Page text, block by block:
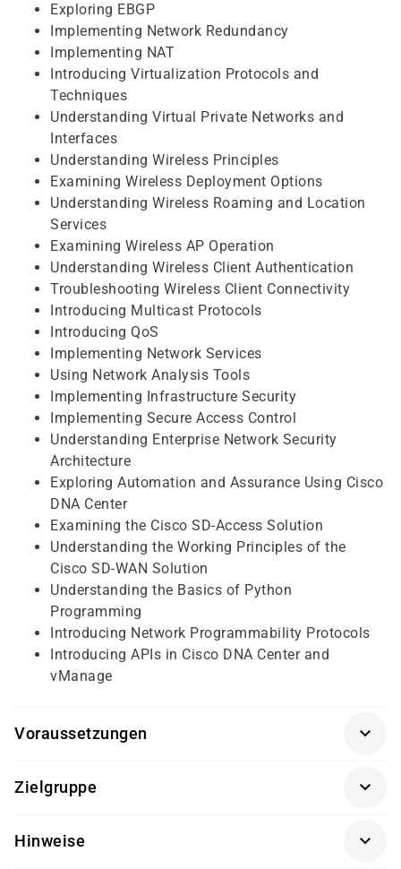
Exploring EBGP
Implementing Network Redundancy
Implementing NAT
Introducing Virtualization Protocols and
Techniques
Understanding Virtual Private Networks and
Interfaces
Understanding Wireless Principles
Examining Wireless Deployment Options
Understanding Wireless Roaming and Location
Services
Examining Wireless AP Operation
Understanding Wireless Client Authentication
Troubleshooting Wireless Client Connectivity
Introducing Multicast Protocols
Introducing QoS
Implementing Network Services
Using Network Analysis Tools
Implementing Infrastructure Security
Implementing Secure Access Control
Understanding Enterprise Network Security
Architecture
Exploring Automation and Assurance Using Cisco
DNA Center
Examining the Cisco SD-Access Solution
Understanding the Working Principles of the
Cisco SD-WAN Solution
Understanding the Basics of Python
Programming
Introducing Network Programmability Protocols
Introducing APIs in Cisco DNA Center and
vManage
Voraussetzungen
folgende Vorkenntnisse mitbringen:
Grundkenntnisse von Enterprise Routing und
Zielgruppe
Netzwerkadministratoren/-innen, Helpdesk-Techniker/-
Hinweise